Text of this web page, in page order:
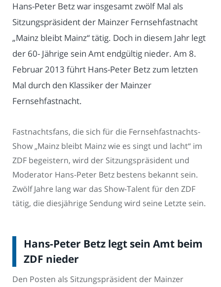
Hans-Peter Betz war insgesamt zwölf Mal als
Sitzungspräsident der Mainzer Fernsehfastnacht
„Mainz bleibt Mainz“ tätig. Doch in diesem Jahr legt
der 60- Jährige sein Amt endgültig nieder. Am 8.
Februar 2013 führt Hans-Peter Betz zum letzten
Mal durch den Klassiker der Mainzer
Fernsehfastnacht.
Fastnachtsfans, die sich für die Fernsehfastnachts-
Show „Mainz bleibt Mainz wie es singt und lacht“ im
ZDF begeistern, wird der Sitzungspräsident und
Moderator Hans-Peter Betz bestens bekannt sein.
Zwölf Jahre lang war das Show-Talent für den ZDF
tätig, die diesjährige Sendung wird seine Letzte sein.
Hans-Peter Betz legt sein Amt beim
ZDF nieder
Den Posten als Sitzungspräsident der Mainzer